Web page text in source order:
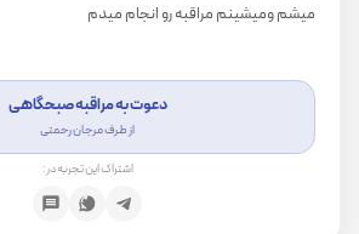
میشم ومیشینم مراقبه رو انجام میدم
دعوت به مراقبه صبحگاهی
از طرف مرجان رحمتی
اشتراک این تجربه در: